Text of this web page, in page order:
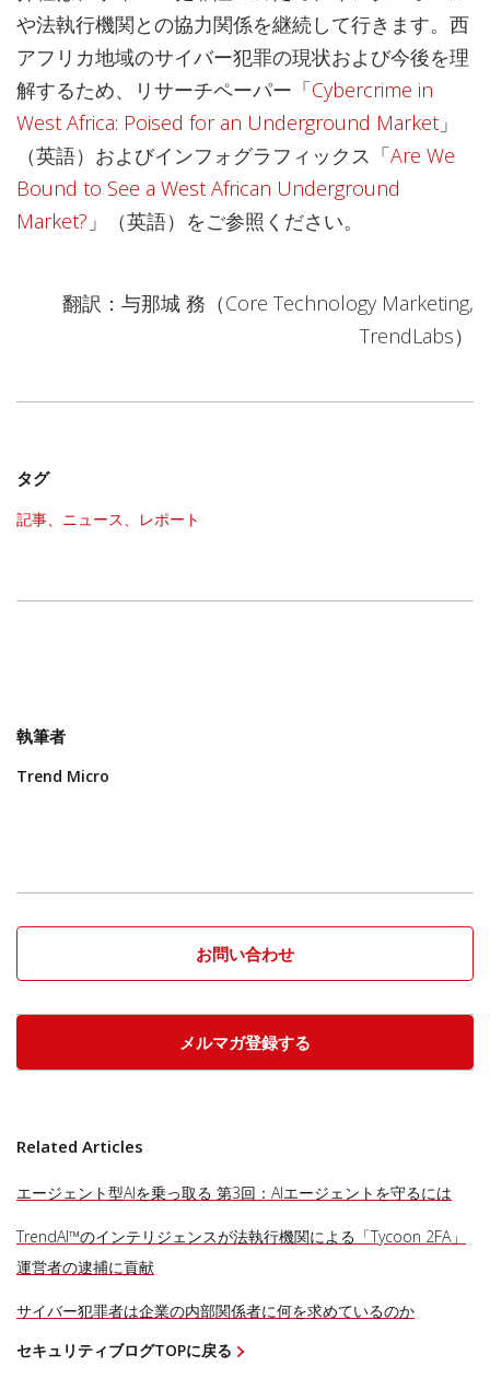
や法執行機関との協力関係を継続して行きます。西
アフリカ地域のサイバー犯罪の現状および今後を理
解するため、リサーチペーパー「Cybercrime in
West Africa: Poised for an Underground Market 」
（英語）およびインフォグラフィックス「Are We
Bound to See a West African Underground
Market? 」（英語）をご参照ください。
翻訳：与那城 務（Core Technology Marketing,
TrendLabs）
タグ
記事、ニュース、レポート
執筆者
Trend Micro
お問い合わせ
メルマガ登録する
Related Articles
エージェント型AIを乗っ取る 第3回：AIエージェントを守るには
TrendAI™のインテリジェンスが法執行機関による「Tycoon 2FA」
運営者の逮捕に貢献
サイバー犯罪者は企業の内部関係者に何を求めているのか
セキュリティブログTOPに戻る